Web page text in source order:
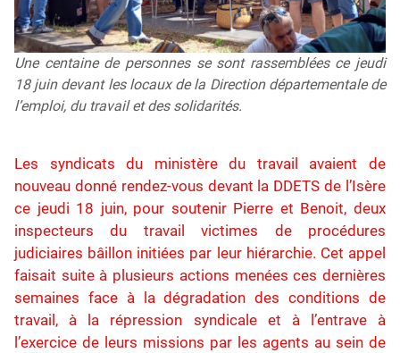
Une centaine de personnes se sont rassemblées ce jeudi
18 juin devant les locaux de la Direction départementale de
l’emploi, du travail et des solidarités.
Les syndicats du ministère du travail avaient de
nouveau donné rendez­-­vous devant la DDETS de l’Isère
ce jeudi 18 juin, pour soutenir Pierre et Benoit, deux
inspecteurs du travail victimes de procédures
judiciaires bâillon initiées par leur hiérarchie. Cet appel
faisait suite à plusieurs actions menées ces dernières
semaines face à la dégradation des conditions de
travail, à la répression syndicale et à l’entrave à
l’exercice de leurs missions par les agents au sein de